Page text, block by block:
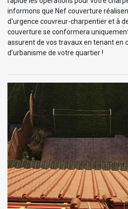
informons que Nef couverture
d'urgence couvreur-charpentier et à
couverture se conformera uniquement
assurent de vos travaux en tenant en
d’urbanisme de votre quartier !